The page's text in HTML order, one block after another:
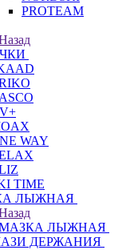
PROTEAM
WAY
TIME
ЛЫЖНАЯ
ЛЫЖНАЯ
ДЕРЖАНИЯ